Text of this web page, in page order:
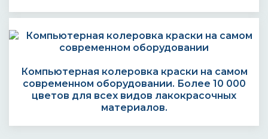
Компьютерная колеровка краски на самом
современном оборудовании. Более 10 000
цветов для всех видов лакокрасочных
материалов.